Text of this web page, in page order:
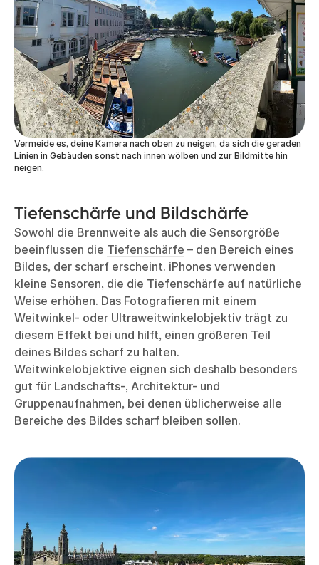
Vermeide es, deine Kamera nach oben zu neigen, da sich die geraden
Linien in Gebäuden sonst nach innen wölben und zur Bildmitte hin
neigen.
Tiefenschärfe und Bildschärfe
Sowohl die Brennweite als auch die Sensorgröße
beeinflussen die Tiefenschärfe – den Bereich eines
Bildes, der scharf erscheint. iPhones verwenden
kleine Sensoren, die die Tiefenschärfe auf natürliche
Weise erhöhen. Das Fotografieren mit einem
Weitwinkel- oder Ultraweitwinkelobjektiv trägt zu
diesem Effekt bei und hilft, einen größeren Teil
deines Bildes scharf zu halten.
Weitwinkelobjektive eignen sich deshalb besonders
gut für Landschafts-, Architektur- und
Gruppenaufnahmen, bei denen üblicherweise alle
Bereiche des Bildes scharf bleiben sollen.